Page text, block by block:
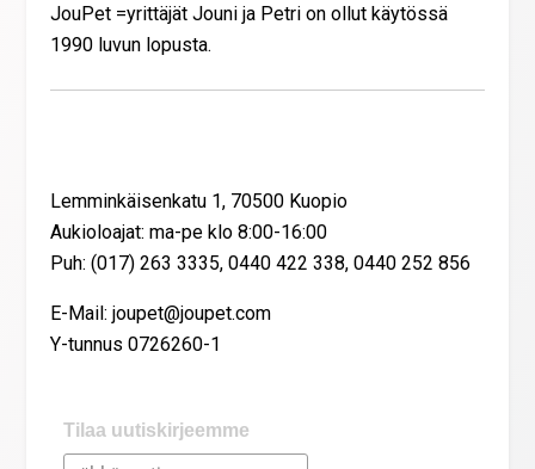
JouPet =yrittäjät Jouni ja Petri on ollut käytössä
1990 luvun lopusta.
Lemminkäisenkatu 1, 70500 Kuopio
Aukioloajat: ma-pe klo 8:00-16:00
Puh: (017) 263 3335, 0440 422 338, 0440 252 856
E-Mail: joupet@joupet.com
Y-tunnus 0726260-1
Tilaa uutiskirjeemme